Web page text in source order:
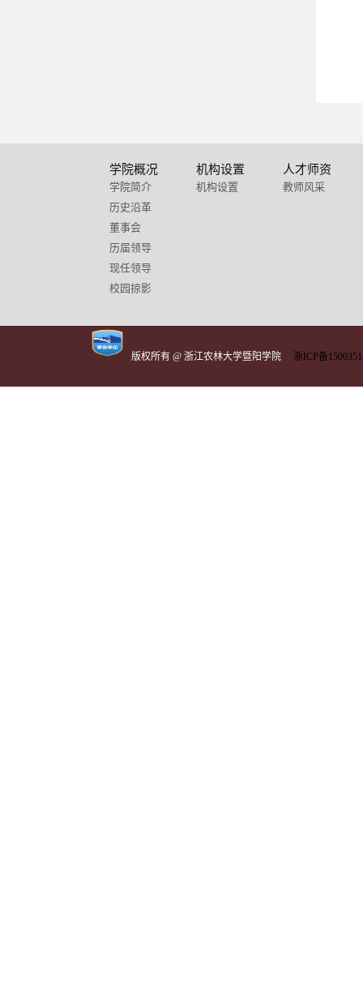
学院概况
学院简介
历史沿革
董事会
历届领导
现任领导
校园掠影
机构设置
机构设置
人才师资
教师风采
版权所有 @ 浙江农林大学暨阳学院 浙ICP备